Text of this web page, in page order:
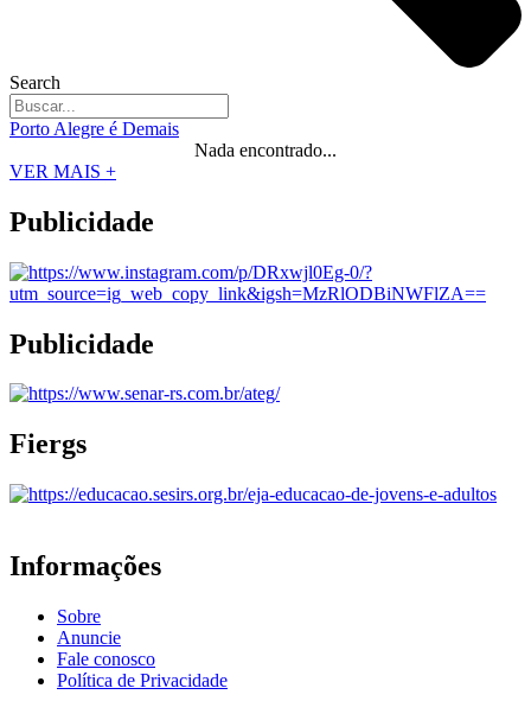
Search
Porto Alegre é Demais
Nada encontrado...
VER MAIS +
Publicidade
Publicidade
Fiergs
Informações
Sobre
Anuncie
Fale conosco
Política de Privacidade